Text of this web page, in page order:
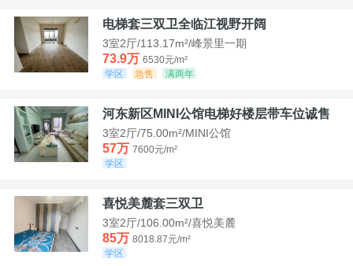
电梯套三双卫全临江视野开阔
3室2厅/113.17m²/峰景里一期
73.9万 6530元/m²
学区
急售 满两年
河东新区MINI公馆电梯好楼层带车位诚售
3室2厅/75.00m²/MINI公馆
57万 7600元/m²
学区
喜悦美麓套三双卫
3室2厅/106.00m²/喜悦美麓
85万 8018.87元/m²
学区